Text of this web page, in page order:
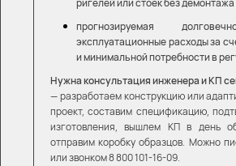
ригелей или стоек без
прогнозируемая
эксплуатационные расходы за
и минимальной потребности в
Нужна консультация инженера и КП
— разработаем конструкцию или
проект, составим спецификацию,
изготовления, вышлем КП в день
отправим коробку образцов. Можно
или звонком 8 800 101-16-09.